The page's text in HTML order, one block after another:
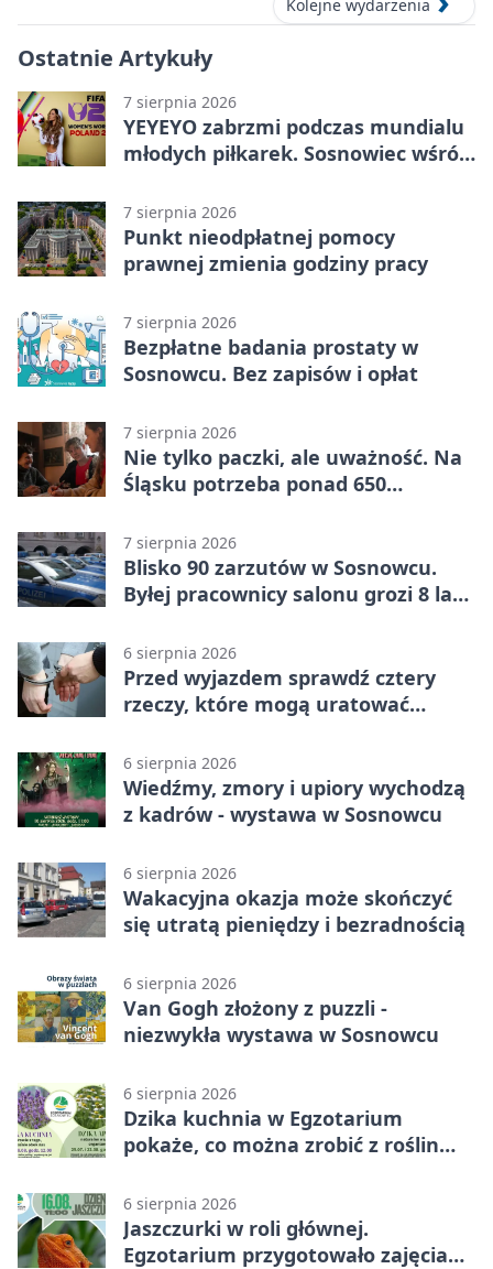
Kolejne wydarzenia
Ostatnie Artykuły
7 sierpnia 2026
YEYEYO zabrzmi podczas mundialu
młodych piłkarek. Sosnowiec wśród
7 sierpnia 2026
Punkt nieodpłatnej pomocy
prawnej zmienia godziny pracy
7 sierpnia 2026
Bezpłatne badania prostaty w
Sosnowcu. Bez zapisów i opłat
7 sierpnia 2026
Nie tylko paczki, ale uważność. Na
Śląsku potrzeba ponad 650
7 sierpnia 2026
Blisko 90 zarzutów w Sosnowcu.
Byłej pracownicy salonu grozi 8 lat
6 sierpnia 2026
Przed wyjazdem sprawdź cztery
rzeczy, które mogą uratować
6 sierpnia 2026
Wiedźmy, zmory i upiory wychodzą
z kadrów - wystawa w Sosnowcu
6 sierpnia 2026
Wakacyjna okazja może skończyć
się utratą pieniędzy i bezradnością
6 sierpnia 2026
Van Gogh złożony z puzzli -
niezwykła wystawa w Sosnowcu
6 sierpnia 2026
Dzika kuchnia w Egzotarium
pokaże, co można zrobić z roślin
6 sierpnia 2026
Jaszczurki w roli głównej.
Egzotarium przygotowało zajęcia